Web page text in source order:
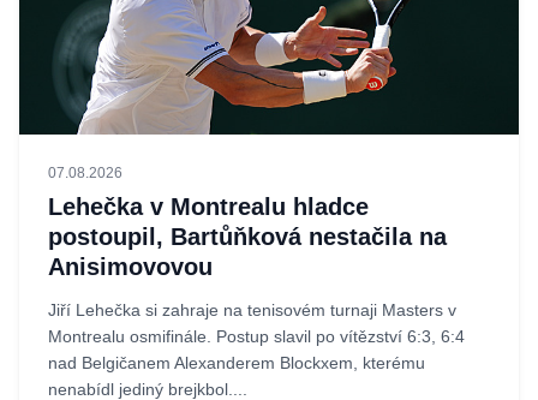
07.08.2026
Lehečka v Montrealu hladce
postoupil, Bartůňková nestačila na
Anisimovovou
Jiří Lehečka si zahraje na tenisovém turnaji Masters v
Montrealu osmifinále. Postup slavil po vítězství 6:3, 6:4
nad Belgičanem Alexanderem Blockxem, kterému
nenabídl jediný brejkbol....